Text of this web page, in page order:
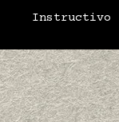
Instructivo